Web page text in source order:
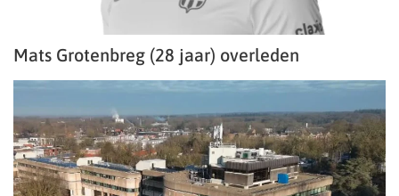
Mats Grotenbreg (28 jaar) overleden